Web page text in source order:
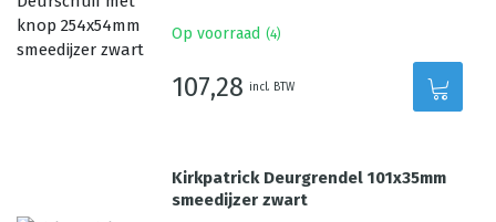
Op voorraad (4)
107,28 incl. BTW
Kirkpatrick Deurgrendel 101x35mm
smeedijzer zwart